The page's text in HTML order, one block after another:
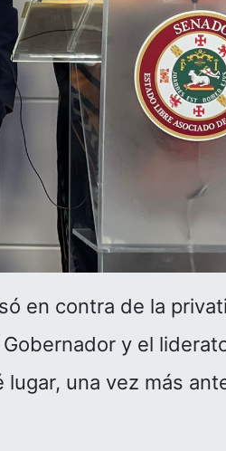
en contra de la
y el
una vez más